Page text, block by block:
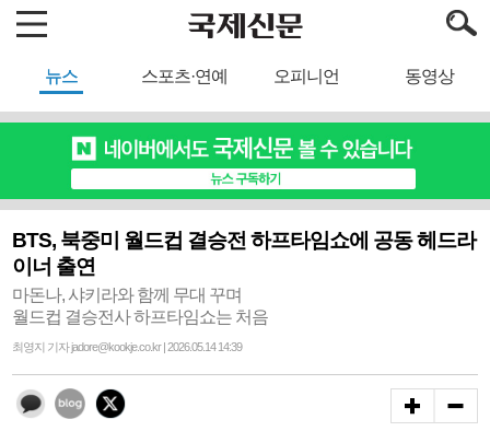
뉴스 스포츠·연예 오피니언 동영상
BTS, 북중미 월드컵 결승전 하프타임쇼에 공동 헤드라
이너 출연
마돈나, 샤키라와 함께 무대 꾸며
월드컵 결승전사 하프타임쇼는 처음
최영지 기자 jadore@kookje.co.kr | 2026.05.14 14:39